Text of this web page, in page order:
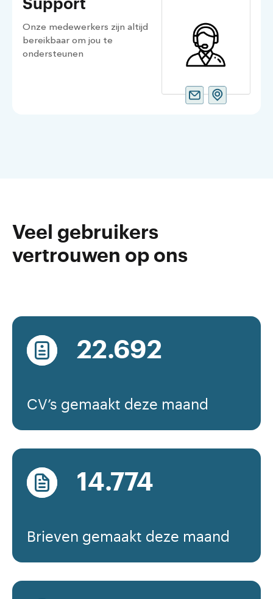
Support
Onze medewerkers zijn altijd
bereikbaar om jou te
ondersteunen
Veel gebruikers
vertrouwen op ons
25.623
CV’s gemaakt deze maand
16.695
Brieven gemaakt deze maand